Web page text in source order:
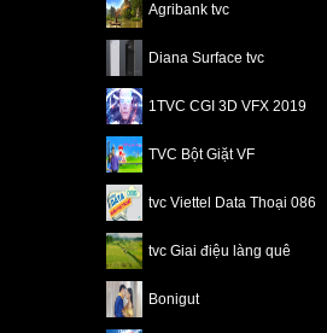
Agribank tvc
Diana Surface tvc
1TVC CGI 3D VFX 2019
TVC Bột Giặt VF
tvc Viettel Data Thoại 086
tvc Giai điệu làng quê
Bonigut